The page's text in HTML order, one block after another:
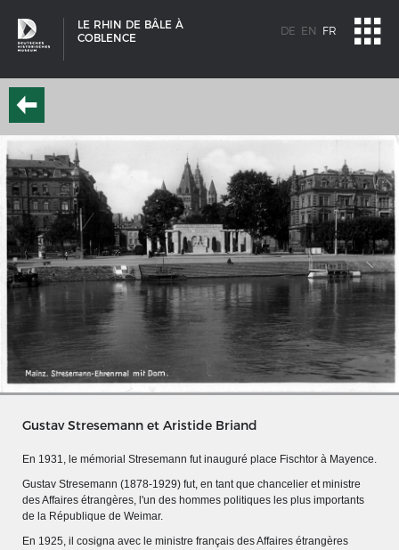
LE RHIN DE BÂLE À
COBLENCE
DE EN FR
SCHIFFSTYPEN
Entwicklungen im europäischen Schiffbau
Gustav Stresemann et Aristide Briand
En 1931, le mémorial Stresemann fut inauguré place Fischtor à Mayence.
Gustav Stresemann (1878-1929) fut, en tant que chancelier et ministre
des Affaires étrangères, l'un des hommes politiques les plus importants
de la République de Weimar.
En 1925, il cosigna avec le ministre français des Affaires étrangères